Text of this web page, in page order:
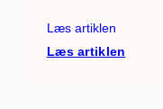
Læs artiklen
Læs artiklen